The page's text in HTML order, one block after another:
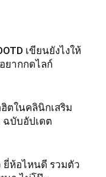
เขียนยังไงให้
ยากกดไลก์
ตในคลินิกเสริม
ฉบับอัปเดต
ยี่ห้อไหนดี รวมตัว